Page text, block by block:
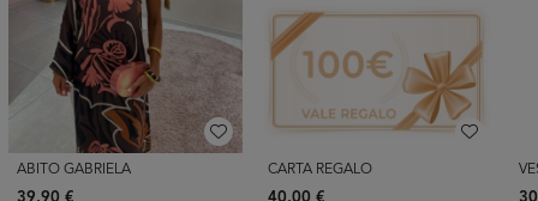
ABITO GABRIELA
39,90 €
CARTA REGALO
40,00 €